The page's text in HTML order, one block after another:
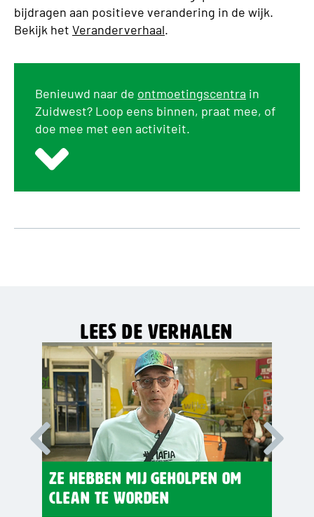
bijdragen aan positieve verandering in de wijk.
Bekijk het Veranderverhaal.
Benieuwd naar de ontmoetingscentra in
Zuidwest? Loop eens binnen, praat mee, of
doe mee met een activiteit.
Lees de verhalen
Ze hebben mij geholpen om
clean te worden